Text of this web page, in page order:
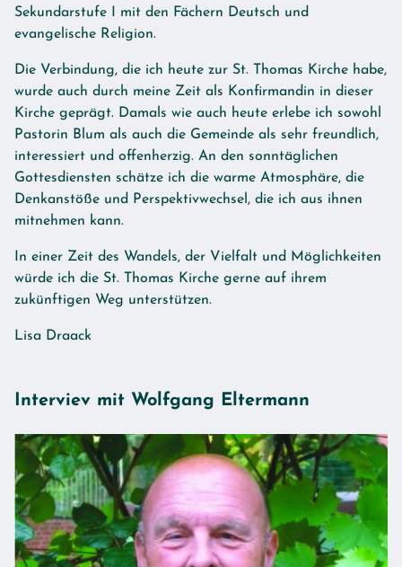
Sekundarstufe I mit den Fächern Deutsch und
evangelische Religion.
Die Verbindung, die ich heute zur St. Thomas Kirche habe,
wurde auch durch meine Zeit als Konfirmandin in dieser
Kirche geprägt. Damals wie auch heute erlebe ich sowohl
Pastorin Blum als auch die Gemeinde als sehr freundlich,
interessiert und offenherzig. An den sonntäglichen
Gottesdiensten schätze ich die warme Atmosphäre, die
Denkanstöße und Perspektivwechsel, die ich aus ihnen
mitnehmen kann.
In einer Zeit des Wandels, der Vielfalt und Möglichkeiten
würde ich die St. Thomas Kirche gerne auf ihrem
zukünftigen Weg unterstützen.
Lisa Draack
Interviev mit Wolfgang Eltermann